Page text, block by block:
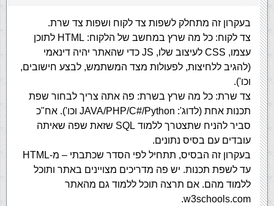
בעקרון זה מתחלק לשפות צד לקוח ושפות צד שרת.
צד לקוח: כל מה שרץ במחשב של הלקוח: HTML לתוכן
עצמו, CSS לעיצוב שלו, JS כדי שהאתר יהיה דינאמי
(להגיב ללחיצות, לפעולות מצד המשתמש, לבצע חישובים,
וכו').
צד שרת: כל מה שרץ בשרת: פה אתה צריך לבחור שפת
תכנות אחת (לדוג': JAVA/PHP/C#/Python וכו'). אח"כ
סביר להניח שתצטרך ללמוד SQL שזאת שפה שאיתה
עובדים עם בסיס נתונים.
בעקרון זה הבסיס, תתחיל לפי הסדר שכתבתי – מ-HTML
עד לשפת תכנות. יש פה מדריכים מצויינים באתר ותוכל
ללמוד מהם. אם תרצה תוכל ללמוד גם מהאתר
w3schools.com.